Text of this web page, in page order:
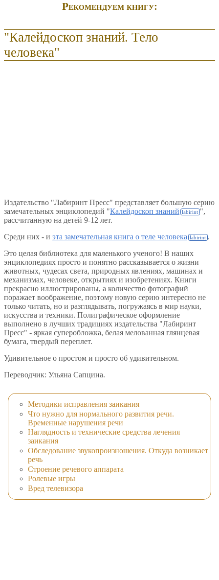
Рекомендуем книгу:
"Калейдоскоп знаний. Тело
человека"
Издательство "Лабиринт Пресс" представляет большую серию
замечательных энциклопедий "Калейдоскоп знаний
",
рассчитанную на детей 9-12 лет.
Среди них - и эта замечательная книга о теле человека
.
Это целая библиотека для маленького ученого! В наших
энциклопедиях просто и понятно рассказывается о жизни
животных, чудесах света, природных явлениях, машинах и
механизмах, человеке, открытиях и изобретениях. Книги
прекрасно иллюстрированы, а количество фотографий
поражает воображение, поэтому новую серию интересно не
только читать, но и разглядывать, погружаясь в мир науки,
искусства и техники. Полиграфическое оформление
выполнено в лучших традициях издательства "Лабиринт
Пресс" - яркая суперобложка, белая мелованная глянцевая
бумага, твердый переплет.
Удивительное о простом и просто об удивительном.
Переводчик: Ульяна Сапцина.
Методики исправления заикания
Что нужно для нормального развития речи.
Временные нарушения речи
Наглядность и технические средства лечения
заикания
Обследование звукопроизношения. Откуда возникает
речь
Строение речевого аппарата
Ролевые игры
Вред телевизора